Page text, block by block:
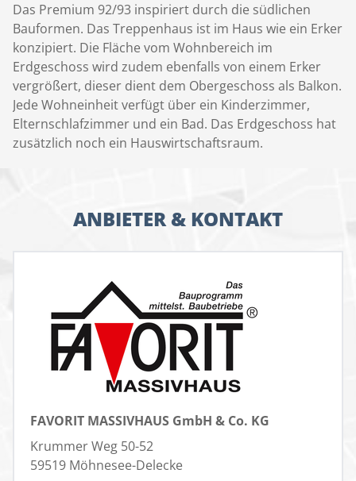
Das Premium 92/93 inspiriert durch die südlichen
Bauformen. Das Treppenhaus ist im Haus wie ein Erker
konzipiert. Die Fläche vom Wohnbereich im
Erdgeschoss wird zudem ebenfalls von einem Erker
vergrößert, dieser dient dem Obergeschoss als Balkon.
Jede Wohneinheit verfügt über ein Kinderzimmer,
Elternschlafzimmer und ein Bad. Das Erdgeschoss hat
zusätzlich noch ein Hauswirtschaftsraum.
ANBIETER & KONTAKT
FAVORIT MASSIVHAUS GmbH & Co. KG
Krummer Weg 50-52
59519 Möhnesee-Delecke